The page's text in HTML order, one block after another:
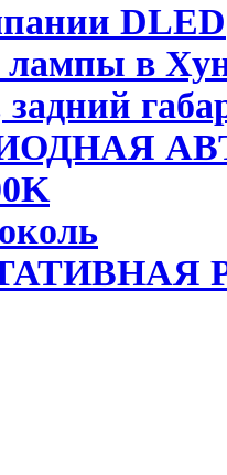
DLED
лампы в